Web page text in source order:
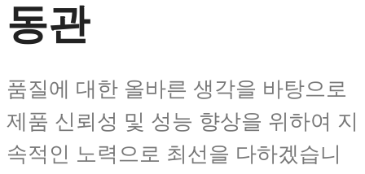
동관
품질에 대한 올바른 생각을 바탕으로
제품 신뢰성 및 성능 향상을 위하여 지
속적인 노력으로 최선을 다하겠습니